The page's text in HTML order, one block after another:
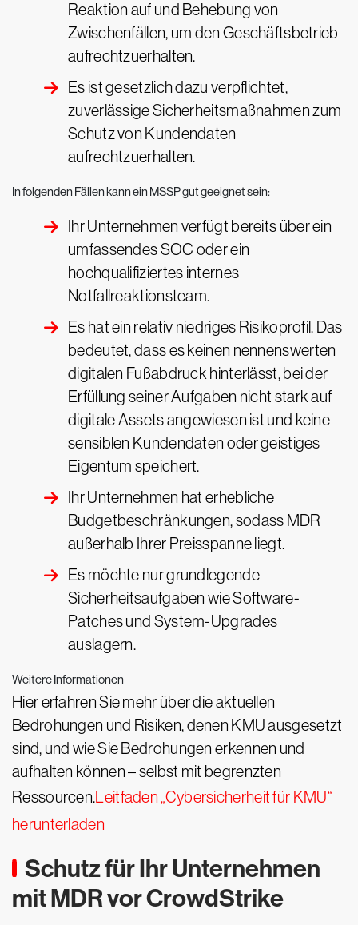
Reaktion auf und Behebung von
Zwischenfällen, um den Geschäftsbetrieb
aufrechtzuerhalten.
Es ist gesetzlich dazu verpflichtet,
zuverlässige Sicherheitsmaßnahmen zum
Schutz von Kundendaten
aufrechtzuerhalten.
In folgenden Fällen kann ein MSSP gut geeignet sein:
Ihr Unternehmen verfügt bereits über ein
umfassendes SOC oder ein
hochqualifiziertes internes
Notfallreaktionsteam.
Es hat ein relativ niedriges Risikoprofil. Das
bedeutet, dass es keinen nennenswerten
digitalen Fußabdruck hinterlässt, bei der
Erfüllung seiner Aufgaben nicht stark auf
digitale Assets angewiesen ist und keine
sensiblen Kundendaten oder geistiges
Eigentum speichert.
Ihr Unternehmen hat erhebliche
Budgetbeschränkungen, sodass MDR
außerhalb Ihrer Preisspanne liegt.
Es möchte nur grundlegende
Sicherheitsaufgaben wie Software-
Patches und System-Upgrades
auslagern.
Weitere Informationen
Hier erfahren Sie mehr über die aktuellen
Bedrohungen und Risiken, denen KMU ausgesetzt
sind, und wie Sie Bedrohungen erkennen und
aufhalten können – selbst mit begrenzten
Ressourcen.Leitfaden „Cybersicherheit für KMU“
herunterladen
Schutz für Ihr Unternehmen
mit MDR vor CrowdStrike